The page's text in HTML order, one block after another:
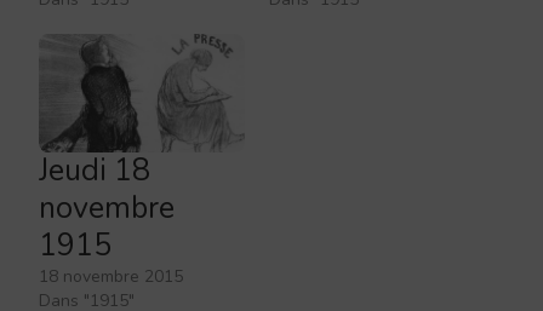
Jeudi 18
novembre
1915
18 novembre 2015
Dans "1915"